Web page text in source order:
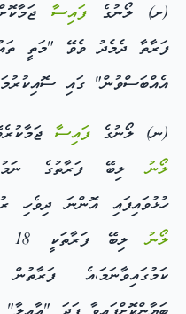
(ށ) ލޯނުގެފައިސާ
ފަރާތާ ދެމެދު ވެވޭ "މަތީ
އެއްބަސްވުން" ގައި
(ނ) ލޯނުގެފައިސާ
ލޯނުލިބޭ ފަރާތުގެ
ހުޅުވައިފައި އޮންނަ ދިވެހި
ލޯނުލިބޭ ފަރާތަކީ 18 (އަށާރަ) އަހަރު ނުވާ
ކަމުގައިވާނަމަ،އެ